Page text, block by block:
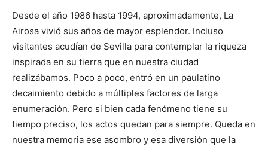
Desde el año 1986 hasta 1994, aproximadamente, La
Airosa vivió sus años de mayor esplendor. Incluso
visitantes acudían de Sevilla para contemplar la riqueza
inspirada en su tierra que en nuestra ciudad
realizábamos. Poco a poco, entró en un paulatino
decaimiento debido a múltiples factores de larga
enumeración. Pero si bien cada fenómeno tiene su
tiempo preciso, los actos quedan para siempre. Queda en
nuestra memoria ese asombro y esa diversión que la